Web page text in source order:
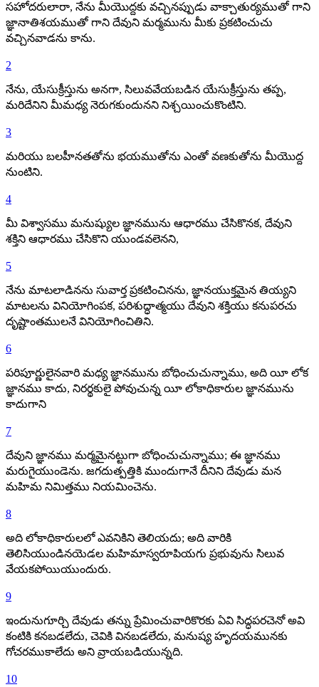
సహోదరులారా, నేను మీయొద్దకు వచ్చినప్పుడు వాక్చాతుర్యముతో గాని
జ్ఞానాతిశయముతో గాని దేవుని మర్మమును మీకు ప్రకటించుచు
వచ్చినవాడను కాను.
2
నేను, యేసుక్రీస్తును అనగా, సిలువవేయబడిన యేసుక్రీస్తును తప్ప,
మరిదేనిని మీమధ్య నెరుగకుందునని నిశ్చయించుకొంటిని.
3
మరియు బలహీనతతోను భయముతోను ఎంతో వణకుతోను మీయొద్ద
నుంటిని.
4
మీ విశ్వాసము మనుష్యుల జ్ఞానమును ఆధారము చేసికొనక, దేవుని
శక్తిని ఆధారము చేసికొని యుండవలెనని,
5
నేను మాటలాడినను సువార్త ప్రకటించినను, జ్ఞానయుక్తమైన తియ్యని
మాటలను వినియోగింపక, పరిశుద్ధాత్మయు దేవుని శక్తియు కనుపరచు
దృష్టాంతములనే వినియోగించితిని.
6
పరిపూర్ణులైనవారి మధ్య జ్ఞానమును బోధించుచున్నాము, అది యీ లోక
జ్ఞానము కాదు, నిరర్థకులై పోవుచున్న యీ లోకాధికారుల జ్ఞానమును
కాదుగాని
7
దేవుని జ్ఞానము మర్మమైనట్టుగా బోధించుచున్నాము; ఈ జ్ఞానము
మరుగైయుండెను. జగదుత్పత్తికి ముందుగానే దీనిని దేవుడు మన
మహిమ నిమిత్తము నియమించెను.
8
అది లోకాధికారులలో ఎవనికిని తెలియదు; అది వారికి
తెలిసియుండినయెడల మహిమాస్వరూపియగు ప్రభువును సిలువ
వేయకపోయియుందురు.
9
ఇందునుగూర్చి దేవుడు తన్ను ప్రేమించువారికొరకు ఏవి సిద్ధపరచెనో అవి
కంటికి కనబడలేదు, చెవికి వినబడలేదు, మనుష్య హృదయమునకు
గోచరముకాలేదు అని వ్రాయబడియున్నది.
10